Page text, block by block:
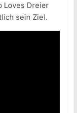
Loves Dreier
sein Ziel.